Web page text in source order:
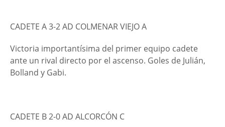
CADETE A 3-2 AD COLMENAR VIEJO A
Victoria importantísima del primer equipo cadete
ante un rival directo por el ascenso. Goles de Julián,
Bolland y Gabi.
CADETE B 2-0 AD ALCORCÓN C